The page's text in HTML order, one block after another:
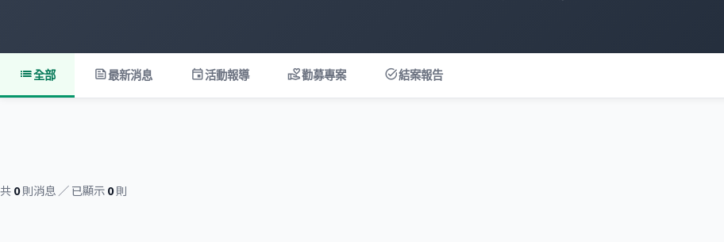
list全部 feed最新消息 event活動報導 volunteer_activism勸募專案 task_alt結案報告
共0則消息 ／ 已顯示0則